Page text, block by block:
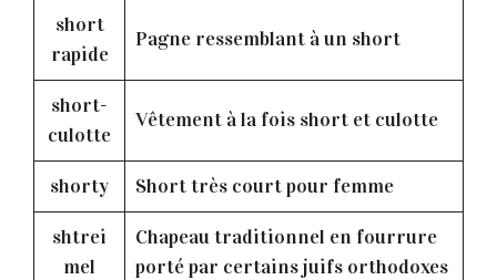
short
rapide
Pagne ressemblant à un short
short-
culotte
Vêtement à la fois short et culotte
shorty Short très court pour femme
shtrei
mel
Chapeau traditionnel en fourrure
porté par certains juifs orthodoxes